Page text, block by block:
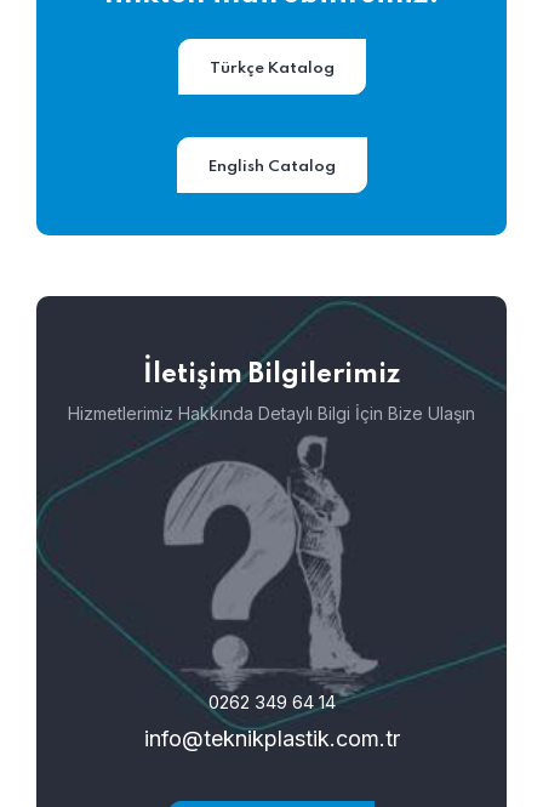
Türkçe Katalog
English Catalog
İletişim Bilgilerimiz
Hizmetlerimiz Hakkında Detaylı Bilgi İçin Bize Ulaşın
0262 349 64 14
info@teknikplastik.com.tr